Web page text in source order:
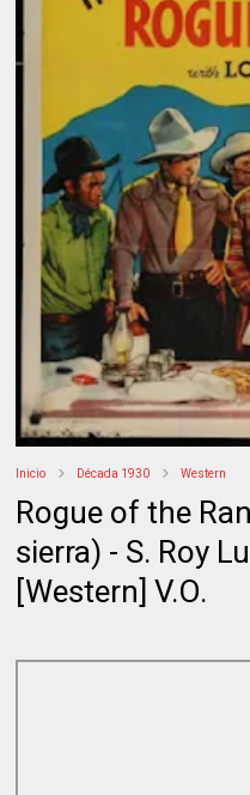
Inicio Década 1930 Western
Rogue of the
sierra) - S. Roy
[Western] V.O.